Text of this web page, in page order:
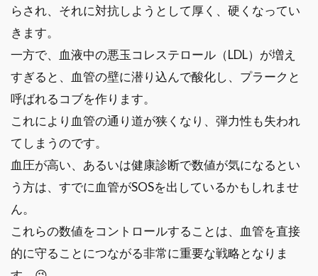
らされ、それに対抗しようとして厚く、硬くなってい
きます。
一方で、血液中の悪玉コレステロール（LDL）が増え
すぎると、血管の壁に潜り込んで酸化し、プラークと
呼ばれるコブを作ります。
これにより血管の通り道が狭くなり、弾力性も失われ
てしまうのです。
血圧が高い、あるいは健康診断で数値が気になるとい
う方は、すでに血管がSOSを出しているかもしれませ
ん。
これらの数値をコントロールすることは、血管を直接
的に守ることにつながる非常に重要な戦略となりま